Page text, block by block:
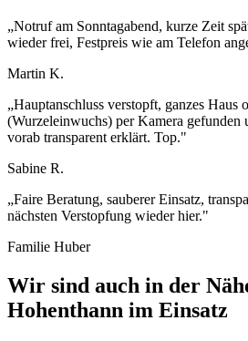
„Notruf am Sonntagabend, kurze Zeit
wieder frei, Festpreis wie am Telefon
Martin K.
„Hauptanschluss verstopft, ganzes Haus
(Wurzeleinwuchs) per Kamera gefunden
vorab transparent erklärt. Top."
Sabine R.
„Faire Beratung, sauberer Einsatz,
nächsten Verstopfung wieder hier."
Familie Huber
Wir sind auch in der
Hohenthann im Einsatz